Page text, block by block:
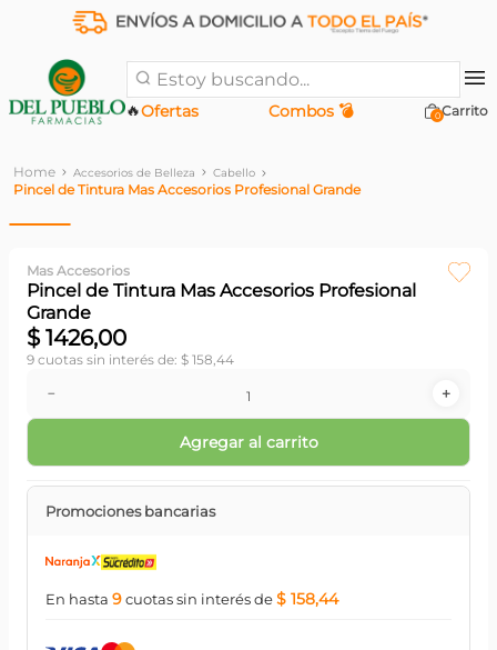
Estoy buscando...
Ofertas
🔥 Combos 💣 0
Accesorios de Belleza Cabello
Pincel de Tintura Mas Accesorios Profesional Grande
Mas Accesorios
Pincel de Tintura Mas Accesorios Profesional
Grande
$ 1426,00
9 cuotas sin interés de: $ 158,44
＋
－
Agregar al carrito
Promociones bancarias
En hasta 9cuotassin interésde$ 158,44